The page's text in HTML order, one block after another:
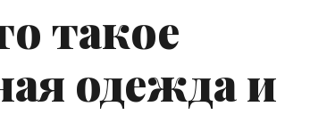
такое
одежда и